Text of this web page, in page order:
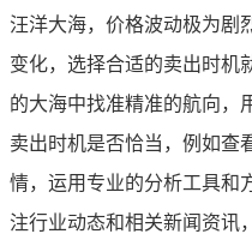
汪洋大海，价格波动极为剧
变化，选择合适的卖出时机
的大海中找准精准的航向，
卖出时机是否恰当，例如查
情，运用专业的分析工具和
注行业动态和相关新闻资讯